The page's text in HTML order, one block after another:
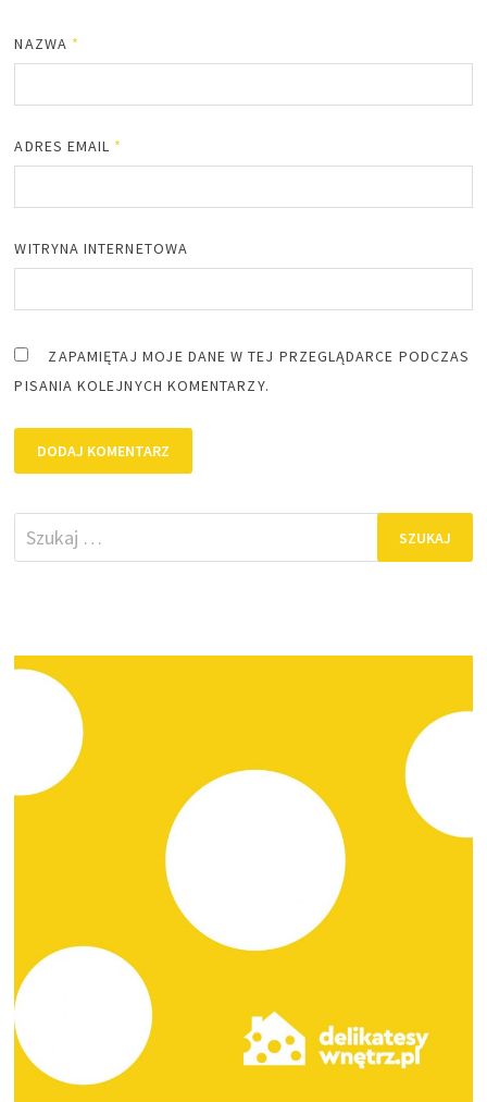
NAZWA *
ADRES EMAIL *
WITRYNA INTERNETOWA
ZAPAMIĘTAJ MOJE DANE W TEJ PRZEGLĄDARCE PODCZAS
PISANIA KOLEJNYCH KOMENTARZY.
Szukaj: